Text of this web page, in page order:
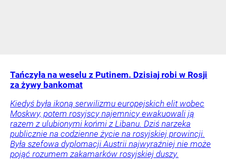
Tańczyła na weselu z Putinem. Dzisiaj robi w Rosji
za żywy bankomat
Kiedyś była ikoną serwilizmu europejskich elit wobec
Moskwy, potem rosyjscy najemnicy ewakuowali ją
razem z ulubionymi końmi z Libanu. Dziś narzeka
publicznie na codzienne życie na rosyjskiej prowincji.
Była szefowa dyplomacji Austrii najwyraźniej nie może
pojąć rozumem zakamarków rosyjskiej duszy.